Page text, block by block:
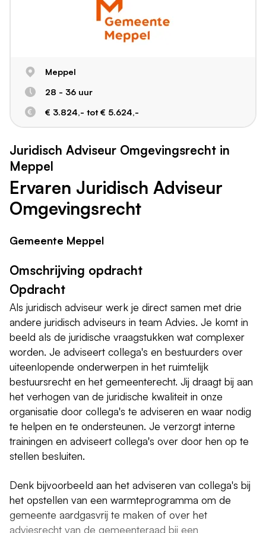
Meppel
28 - 36 uur
€ 3.824,- tot € 5.624,-
Juridisch Adviseur Omgevingsrecht in
Meppel
Ervaren Juridisch Adviseur
Omgevingsrecht
Gemeente Meppel
Omschrijving opdracht
Opdracht
Als juridisch adviseur werk je direct samen met drie
andere juridisch adviseurs in team Advies. Je komt in
beeld als de juridische vraagstukken wat complexer
worden. Je adviseert collega's en bestuurders over
uiteenlopende onderwerpen in het ruimtelijk
bestuursrecht en het gemeenterecht. Jij draagt bij aan
het verhogen van de juridische kwaliteit in onze
organisatie door collega's te adviseren en waar nodig
te helpen en te ondersteunen. Je verzorgt interne
trainingen en adviseert collega's over door hen op te
stellen besluiten.
Denk bijvoorbeeld aan het adviseren van collega's bij
het opstellen van een warmteprogramma om de
gemeente aardgasvrij te maken of over het
adviesrecht van de gemeenteraad bij een